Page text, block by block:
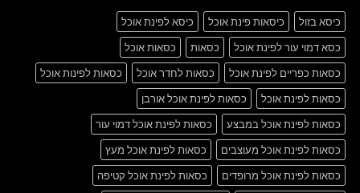
כיסא בזול כיסאות פינת אוכל
כיסא לפינת אוכל
כסא דמוי עור לפינת אוכל
כסאות
כסאות אוכל
כסאות כפריים לפינת אוכל
כסאות לחדר אוכל
כסאות לפינות אוכל
כסאות לפינת אוכל
כסאות לפינת אוכל אורבן
כסאות לפינת אוכל במבצע
כסאות לפינת אוכל דמוי עור
כסאות לפינת אוכל מעוצבים
כסאות לפינת אוכל מעץ
כסאות לפינת אוכל מרופדים
כסאות לפינת אוכל קטיפה